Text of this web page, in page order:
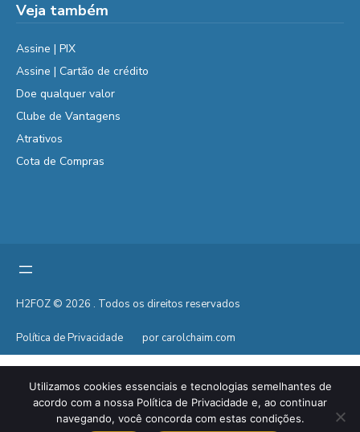
Veja também
Assine | PIX
Assine | Cartão de crédito
Doe qualquer valor
Clube de Vantagens
Atrativos
Cota de Compras
H2FOZ © 2026 . Todos os direitos reservados
Política de Privacidade por carolchaim.com
Utilizamos cookies essenciais e tecnologias semelhantes de
acordo com a nossa Política de Privacidade e, ao continuar
navegando, você concorda com estas condições.